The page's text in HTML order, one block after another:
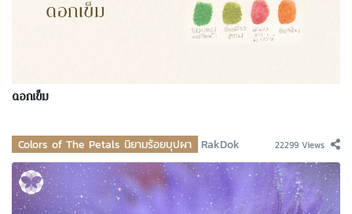
ดอกเข็ม
Colors of The Petals นิยามร้อยบุปผา RakDok 22299 Views